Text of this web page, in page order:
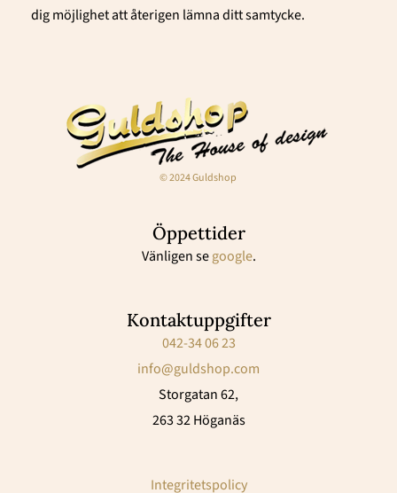
dig möjlighet att återigen lämna ditt samtycke.
© 2024 Guldshop
Öppettider
Vänligen segoogle.
Kontaktuppgifter
042-34 06 23
info@guldshop.com
Storgatan 62,
263 32 Höganäs
Integritetspolicy